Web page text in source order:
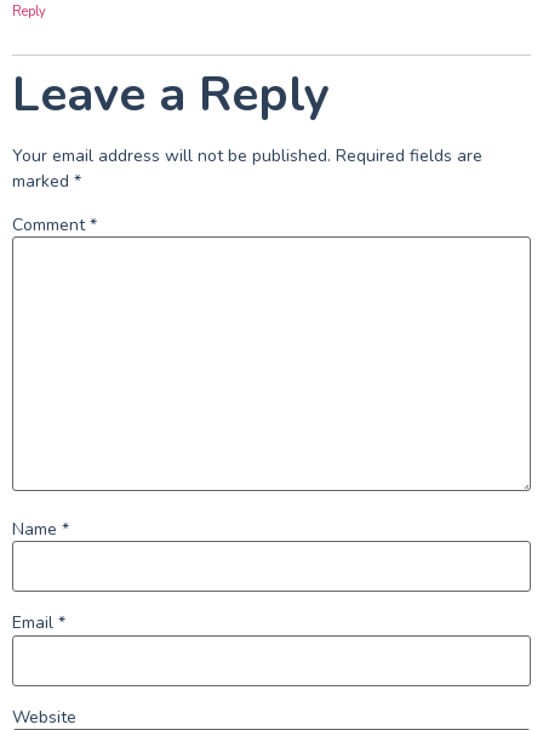
Reply
Leave a Reply
Your email address will not be published. Required fields are
marked *
Comment*
Name *
Email *
Website